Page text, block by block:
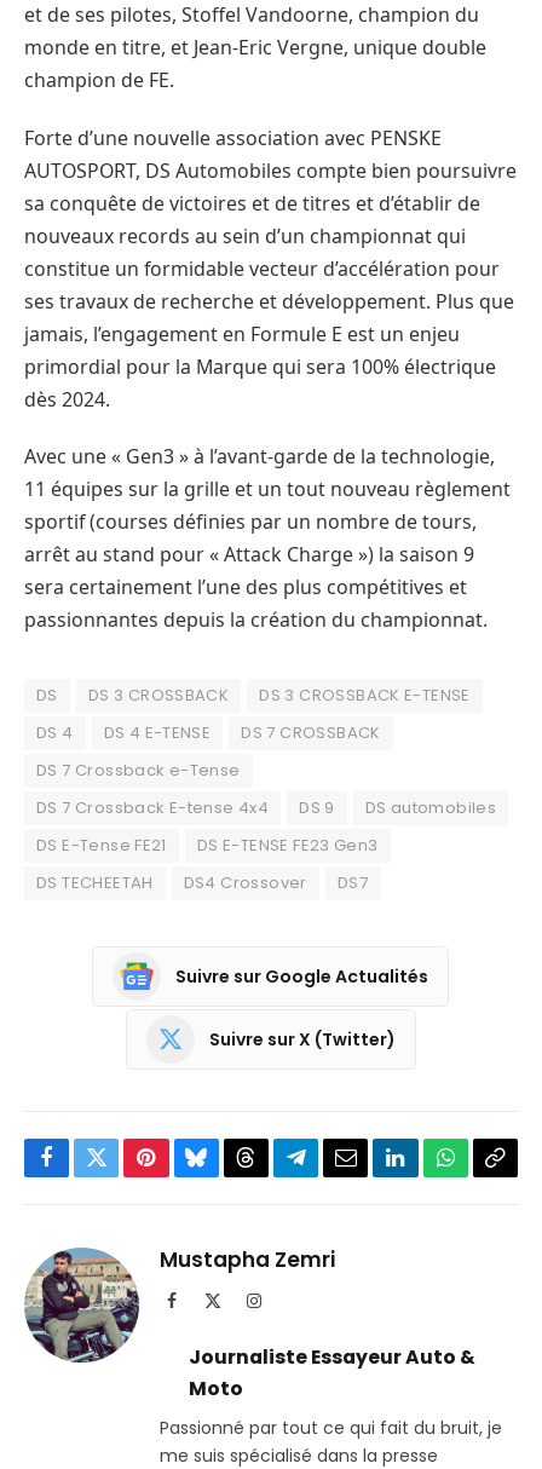
et de ses pilotes, Stoffel Vandoorne, champion du
monde en titre, et Jean-Eric Vergne, unique double
champion de FE.
Forte d’une nouvelle association avec PENSKE
AUTOSPORT, DS Automobiles compte bien poursuivre
sa conquête de victoires et de titres et d’établir de
nouveaux records au sein d’un championnat qui
constitue un formidable vecteur d’accélération pour
ses travaux de recherche et développement. Plus que
jamais, l’engagement en Formule E est un enjeu
primordial pour la Marque qui sera 100% électrique
dès 2024.
Avec une « Gen3 » à l’avant-garde de la technologie,
11 équipes sur la grille et un tout nouveau règlement
sportif (courses définies par un nombre de tours,
arrêt au stand pour « Attack Charge ») la saison 9
sera certainement l’une des plus compétitives et
passionnantes depuis la création du championnat.
DS DS 3 CROSSBACK
DS 3 CROSSBACK E-TENSE
DS 4
DS 4 E-TENSE
DS 7 CROSSBACK
DS 7 Crossback e-Tense
DS 7 Crossback E-tense 4x4
DS 9
DS automobiles
DS E-Tense FE21
DS E-TENSE FE23 Gen3
DS TECHEETAH
DS4 Crossover DS7
Suivre sur Google Actualités
Suivre sur X (Twitter)
Facebook
TwitterPinterestBlueskyThreadsPartager
Telegram
EmailLinkedInWhatsApp
Mustapha Zemri
Facebook Instagram
Journaliste Essayeur Auto &
Moto
Passionné par tout ce qui fait du bruit, je
me suis spécialisé dans la presse